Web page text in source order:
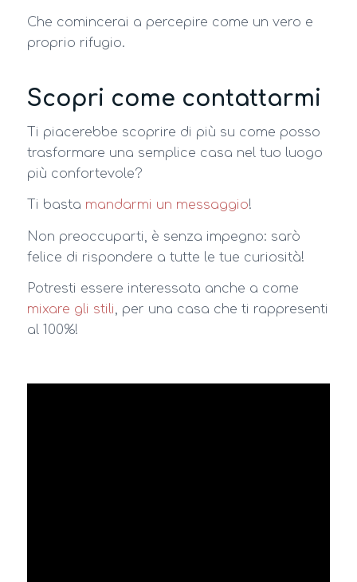
Che comincerai a percepire come un vero e
proprio rifugio.
Scopri come contattarmi
Ti piacerebbe scoprire di più su come posso
trasformare una semplice casa nel tuo luogo
più confortevole?
Ti basta mandarmi un messaggio!
Non preoccuparti, è senza impegno: sarò
felice di rispondere a tutte le tue curiosità!
Potresti essere interessata anche a come
mixare gli stili, per una casa che ti rappresenti
al 100%!